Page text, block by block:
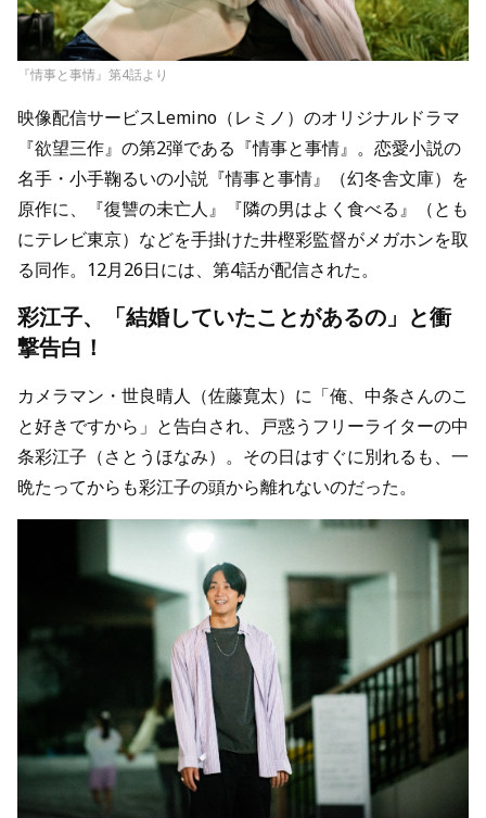
『情事と事情』第4話より
映像配信サービスLemino（レミノ）のオリジナルドラマ
『欲望三作』の第2弾である『情事と事情』。恋愛小説の
名手・小手鞠るいの小説『情事と事情』（幻冬舎文庫）を
原作に、『復讐の未亡人』『隣の男はよく食べる』（とも
にテレビ東京）などを手掛けた井樫彩監督がメガホンを取
る同作。12月26日には、第4話が配信された。
彩江子、「結婚していたことがあるの」と衝
撃告白！
カメラマン・世良晴人（佐藤寛太）に「俺、中条さんのこ
と好きですから」と告白され、戸惑うフリーライターの中
条彩江子（さとうほなみ）。その日はすぐに別れるも、一
晩たってからも彩江子の頭から離れないのだった。